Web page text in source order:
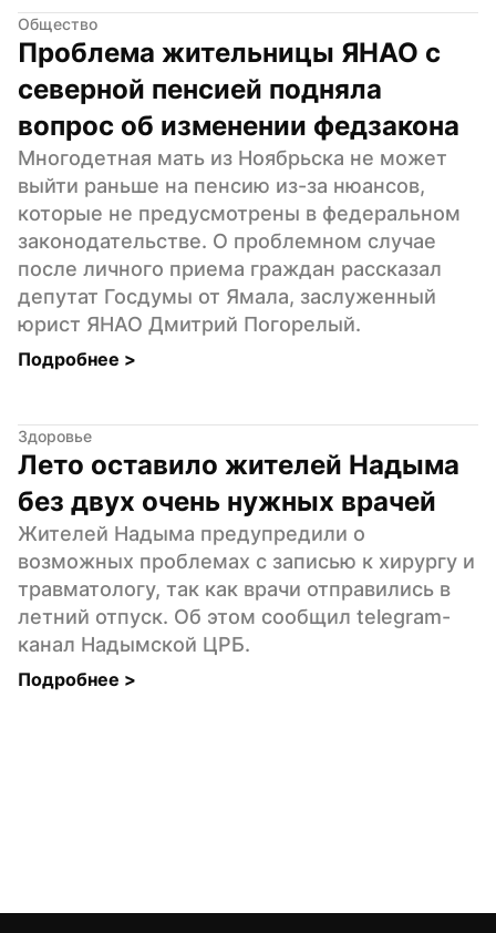
Общество
Проблема жительницы ЯНАО с
северной пенсией подняла
вопрос об изменении федзакона
Многодетная мать из Ноябрьска не может
выйти раньше на пенсию из-за нюансов,
которые не предусмотрены в федеральном
законодательстве. О проблемном случае
после личного приема граждан рассказал
депутат Госдумы от Ямала, заслуженный
юрист ЯНАО Дмитрий Погорелый.
Подробнее >
Здоровье
Лето оставило жителей Надыма
без двух очень нужных врачей
Жителей Надыма предупредили о
возможных проблемах с записью к хирургу и
травматологу, так как врачи отправились в
летний отпуск. Об этом сообщил telegram-
канал Надымской ЦРБ.
Подробнее >